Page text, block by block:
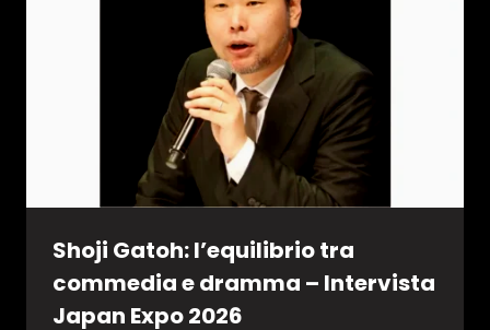
Shoji Gatoh: l’equilibrio tra
commedia e dramma – Intervista
Japan Expo 2026